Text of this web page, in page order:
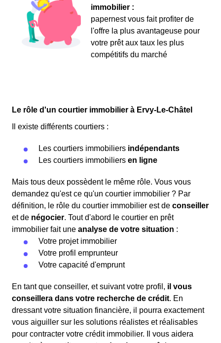
immobilier :
papernest vous fait profiter de
l'offre la plus avantageuse pour
votre prêt aux taux les plus
compétitifs du marché
Le rôle d'un courtier immobilier à Ervy-Le-Châtel
Il existe différents courtiers :
Les courtiers immobiliers indépendants
Les courtiers immobiliers en ligne
Mais tous deux possèdent le même rôle. Vous vous
demandez qu'est ce qu'un courtier immobilier ? Par
définition, le rôle du courtier immobilier est de conseiller
et de négocier. Tout d'abord le courtier en prêt
immobilier fait une analyse de votre situation :
Votre projet immobilier
Votre profil emprunteur
Votre capacité d'emprunt
En tant que conseiller, et suivant votre profil, il vous
conseillera dans votre recherche de crédit. En
dressant votre situation financière, il pourra exactement
vous aiguiller sur les solutions réalistes et réalisables
pour contracter votre crédit immobilier. Il vous aidera